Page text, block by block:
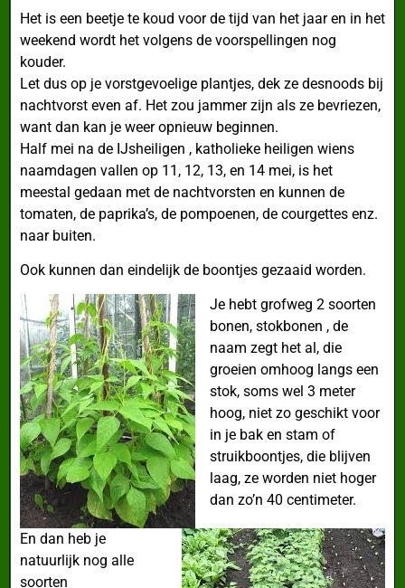
Het is een beetje te koud voor de tijd van het jaar en in het
weekend wordt het volgens de voorspellingen nog
kouder.
Let dus op je vorstgevoelige plantjes, dek ze desnoods bij
nachtvorst even af. Het zou jammer zijn als ze bevriezen,
want dan kan je weer opnieuw beginnen.
Half mei na de IJsheiligen , katholieke heiligen wiens
naamdagen vallen op 11, 12, 13, en 14 mei, is het
meestal gedaan met de nachtvorsten en kunnen de
tomaten, de paprika’s, de pompoenen, de courgettes enz.
naar buiten.
Ook kunnen dan eindelijk de boontjes gezaaid worden.
Je hebt grofweg 2 soorten
bonen, stokbonen , de
naam zegt het al, die
groeien omhoog langs een
stok, soms wel 3 meter
hoog, niet zo geschikt voor
in je bak en stam of
struikboontjes, die blijven
laag, ze worden niet hoger
dan zo’n 40 centimeter.
En dan heb je
natuurlijk nog alle
soorten